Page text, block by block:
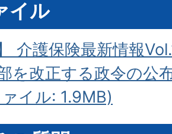
イル
】 介護保険最新情報
を改正する政令の公
イル: 1.9MB)